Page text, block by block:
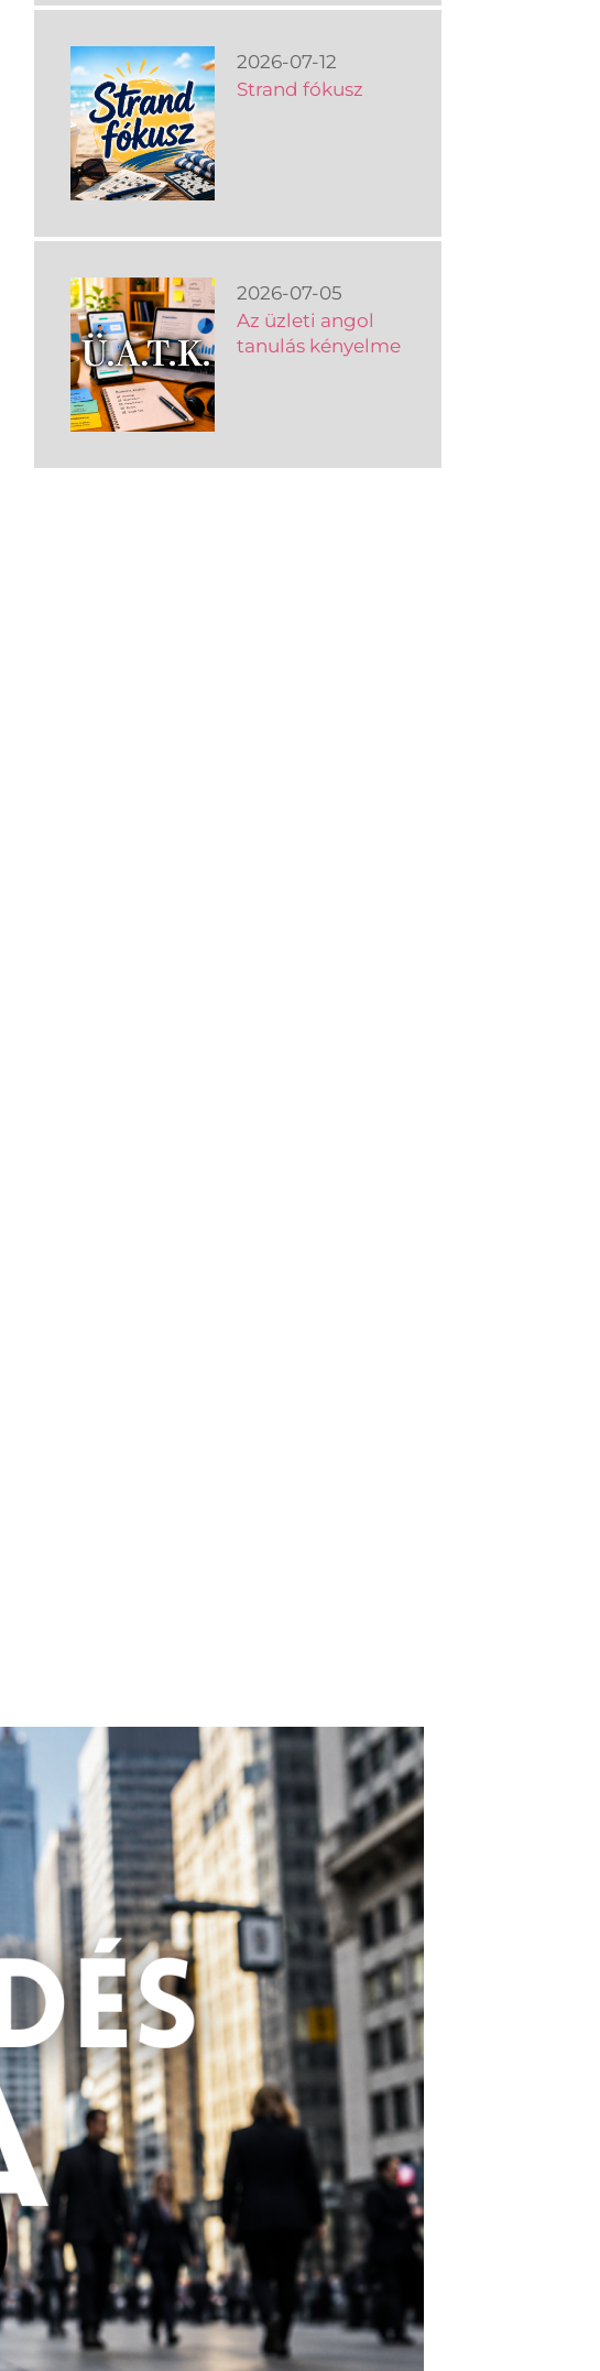
2026-07-12
Strand fókusz
2026-07-05
Az üzleti angol
tanulás kényelme